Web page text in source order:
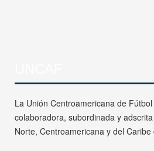
La Unión Centroamericana de
colaboradora, subordinada y
Norte, Centroamericana y del Caribe